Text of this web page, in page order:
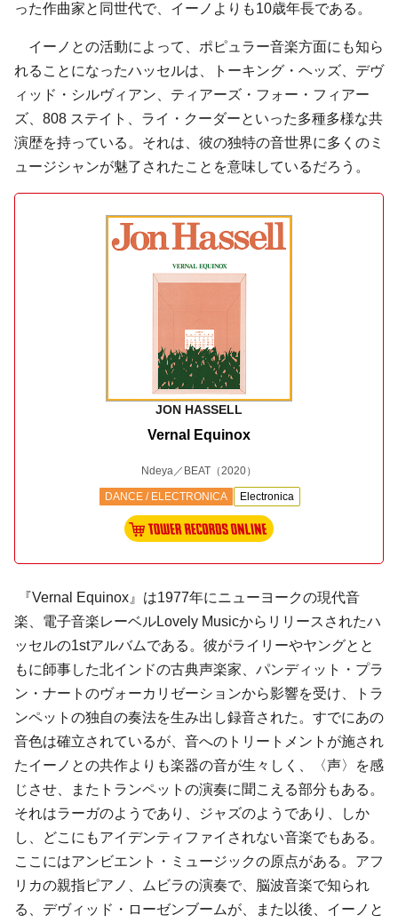
った作曲家と同世代で、イーノよりも10歳年長である。
イーノとの活動によって、ポピュラー音楽方面にも知ら
れることになったハッセルは、トーキング・ヘッズ、デヴ
ィッド・シルヴィアン、ティアーズ・フォー・フィアー
ズ、808 ステイト、ライ・クーダーといった多種多様な共
演歴を持っている。それは、彼の独特の音世界に多くのミ
ュージシャンが魅了されたことを意味しているだろう。
JON HASSELL
Vernal Equinox
Ndeya／BEAT （2020）
DANCE / ELECTRONICA Electronica
『Vernal Equinox』は1977年にニューヨークの現代音
楽、電子音楽レーベルLovely Musicからリリースされたハ
ッセルの1stアルバムである。彼がライリーやヤングとと
もに師事した北インドの古典声楽家、パンディット・プラ
ン・ナートのヴォーカリゼーションから影響を受け、トラ
ンペットの独自の奏法を生み出し録音された。すでにあの
音色は確立されているが、音へのトリートメントが施され
たイーノとの共作よりも楽器の音が生々しく、〈声〉を感
じさせ、またトランペットの演奏に聞こえる部分もある。
それはラーガのようであり、ジャズのようであり、しか
し、どこにもアイデンティファイされない音楽でもある。
ここにはアンビエント・ミュージックの原点がある。アフ
リカの親指ピアノ、ムビラの演奏で、脳波音楽で知られ
る、デヴィッド・ローゼンブームが、また以後、イーノと